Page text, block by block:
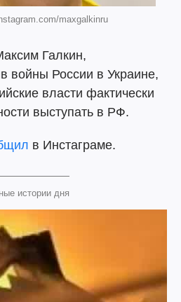
maxgalkinru
Галкин,
войны России в Украине,
власти фактически
выступать в РФ.
в Инстаграме.
истории дня